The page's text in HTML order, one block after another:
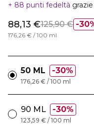
88 punti fedeltà
88,13 €125,90 €
176,26 € / 100 ml
50 ML 30%
176,26 € / 100 ml
90 ML 30%
123,59 € / 100 ml